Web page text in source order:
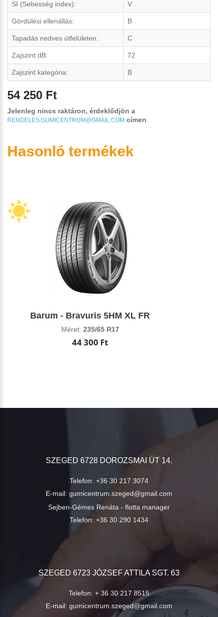
SI (Sebesség index): V
Gördülési ellenállás: B
Tapadás nedves útfelületen: C
Zajszint dB: 72
Zajszint kategória: B
54 250 Ft
Jelenleg nincs raktáron, érdeklődjön a
RENDELES.GUMICENTRUM@GMAIL.COM címen
Hasonló termékek
Barum - Bravuris 5HM XL FR
Méret: 235/65 R17
44 300 Ft
SZEGED 6728 DOROZSMAI ÚT 14.
Telefon: +36 30 217 3074
E-mail: gumicentrum.szeged@gmail.com
Sejben-Gémes Renáta - flotta manager
Telefon: +36 30 290 1434
SZEGED 6723 JÓZSEF ATTILA SGT. 63
Telefon: + 36 30 217 8515
E-mail: gumicentrum.szeged@gmail.com